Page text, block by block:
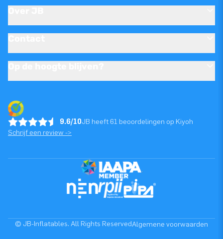
9.6/10JB heeft 61 beoordelingen op Kiyoh
Schrijf een review ->
© JB-Inflatables. All Rights ReservedAlgemene voorwaarden